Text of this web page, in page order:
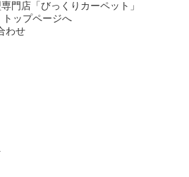
門店「びっくりカーペット」
わせ